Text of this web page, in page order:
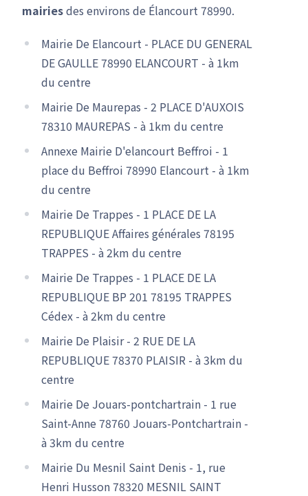
mairiesdes environs de Élancourt 78990.
Mairie De Elancourt - PLACE DU GENERAL
DE GAULLE 78990 ELANCOURT - à 1km
du centre
Mairie De Maurepas - 2 PLACE D'AUXOIS
78310 MAUREPAS - à 1km du centre
Annexe Mairie D'elancourt Beffroi - 1
place du Beffroi 78990 Elancourt - à 1km
du centre
Mairie De Trappes - 1 PLACE DE LA
REPUBLIQUE Affaires générales 78195
TRAPPES - à 2km du centre
Mairie De Trappes - 1 PLACE DE LA
REPUBLIQUE BP 201 78195 TRAPPES
Cédex - à 2km du centre
Mairie De Plaisir - 2 RUE DE LA
REPUBLIQUE 78370 PLAISIR - à 3km du
centre
Mairie De Jouars-pontchartrain - 1 rue
Saint-Anne 78760 Jouars-Pontchartrain -
à 3km du centre
Mairie Du Mesnil Saint Denis - 1, rue
Henri Husson 78320 MESNIL SAINT